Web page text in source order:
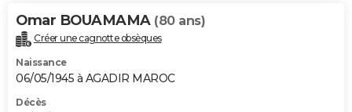
Omar BOUAMAMA (80 ans)
Créer une cagnotte obsèques
Naissance
06/05/1945 à AGADIR MAROC
Décès